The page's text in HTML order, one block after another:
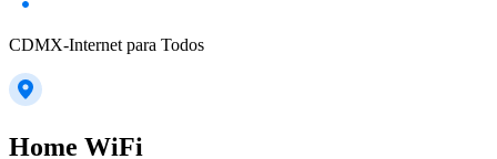
CDMX-Internet para Todos
Home WiFi